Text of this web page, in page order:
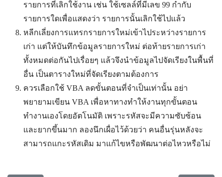
รายการที่เลิกใช้งาน เช่น ใช้เซลล์ที่มีเลข 99 กำกับ
รายการใดเพื่อแสดงว่า รายการนั้นเลิกใช้ไปแล้ว
หลีกเลี่ยงการแทรกรายการใหม่เข้าไประหว่างรายการ
เก่า แต่ให้บันทึกข้อมูลรายการใหม่ ต่อท้ายรายการเก่า
ทั้งหมดต่อกันไปเรื่อยๆ แล้วจึงนำข้อมูลไปจัดเรียงในพื้นที่
อื่น เป็นตารางใหม่ที่จัดเรียงตามต้องการ
ควรเลือกใช้ VBA ลดขั้นตอนที่จำเป็นเท่านั้น อย่า
พยายามเขียน VBA เพื่อหาทางทำให้งานทุกขั้นตอน
ทำงานเองโดยอัตโนมัติ เพราะรหัสจะมีความซับซ้อน
และยากขึ้นมาก ลองนึกเผื่อไว้ด้วยว่า คนอื่นรุ่นหลังจะ
สามารถแกะรหัสเดิม มาแก้ไขหรือพัฒนาต่อไหวหรือไม่